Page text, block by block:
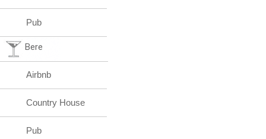
Pub
Bere
Airbnb
Country House
Pub